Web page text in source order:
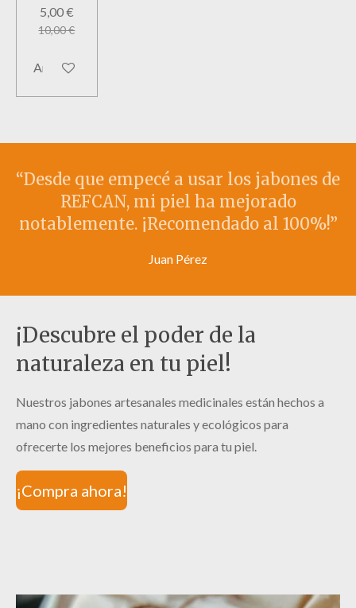
5,00 €
10,00 €
Añadir al carrito
“Desde que empecé a usar los jabones de
REFCAN, mi piel ha mejorado
notablemente. ¡Recomendado al 100%!”
Juan Pérez
¡Descubre el poder de la
naturaleza en tu piel!
Nuestros jabones artesanales medicinales están hechos a
mano con ingredientes naturales y ecológicos para
ofrecerte los mejores beneficios para tu piel.
¡Compra ahora!